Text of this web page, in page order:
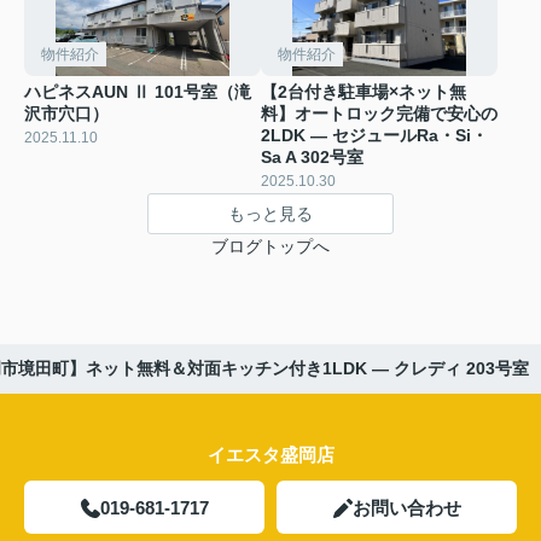
物件紹介
ハピネスAUN Ⅱ 101号室（滝
沢市穴口）
2025.11.10
物件紹介
【2台付き駐車場×ネット無
料】オートロック完備で安心の
2LDK ― セジュールRa・Si・
Sa A 302号室
2025.10.30
もっと見る
ブログトップへ
境田町】ネット無料＆対面キッチン付き1LDK ― クレディ 203号室
イエスタ盛岡店
019-681-1717 お問い合わせ